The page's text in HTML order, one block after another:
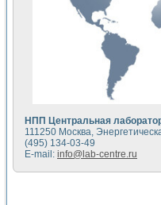
Передовые
Визуализация
Виртуальный
Исследование
Исследование
Метод
Недорогая
Применение
Расчет
НПП Центральная
111250 Москва,
(495) 134-03-49
E-mail: info@lab-centre.ru